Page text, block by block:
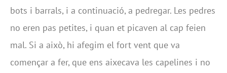
bots i barrals, i a continuació, a pedregar. Les pedres
no eren pas petites, i quan et picaven al cap feien
mal. Si a això, hi afegim el fort vent que va
començar a fer, que ens aixecava les capelines i no